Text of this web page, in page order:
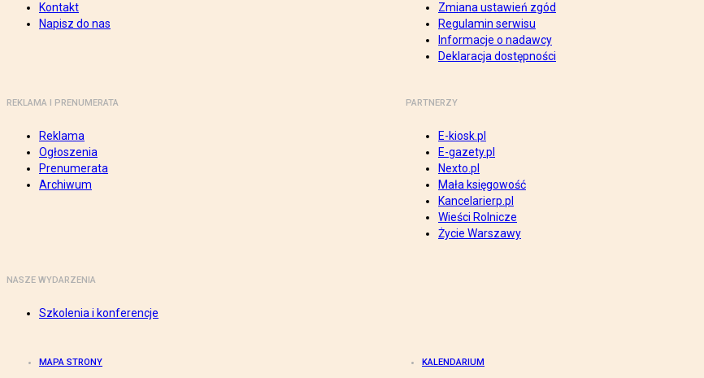
Kontakt
Napisz do nas
Zmiana ustawień zgód
Regulamin serwisu
Informacje o nadawcy
Deklaracja dostępności
REKLAMA I PRENUMERATA
Reklama
Ogłoszenia
Prenumerata
Archiwum
PARTNERZY
E-kiosk.pl
E-gazety.pl
Nexto.pl
Mała księgowość
Kancelarierp.pl
Wieści Rolnicze
Życie Warszawy
NASZE WYDARZENIA
Szkolenia i konferencje
MAPA STRONY KALENDARIUM